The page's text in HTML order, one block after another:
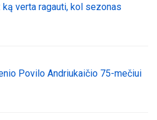
verta ragauti, kol sezonas
Povilo Andriukaičio 75-mečiui